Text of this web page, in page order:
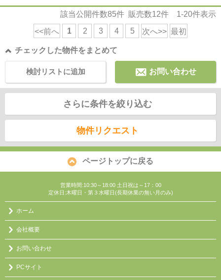
該当公開件数85件 販売数12件 1-20件表示
<<前へ 1 2 3 4 5 次へ>> 最初
チェックした物件をまとめて
お問い合わせ
検討リストに追加
さらに条件を絞り込む
物件リクエスト
ページトップに戻る
営業時間:10:30～18:00 土日祝は～17：00
定休日:木曜日・第３水曜日(長期休業の無い月のみ)
ホーム
会社概要
お問い合わせ
PCサイト